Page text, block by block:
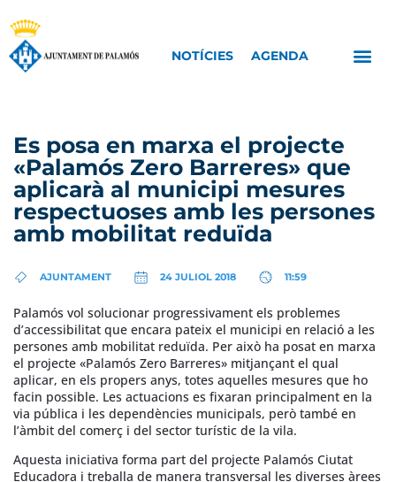
NOTÍCIES AGENDA
Es posa en marxa el projecte
«Palamós Zero Barreres» que
aplicarà al municipi mesures
respectuoses amb les persones
amb mobilitat reduïda
AJUNTAMENT 24 JULIOL 2018 11:59
Palamós vol solucionar progressivament els problemes
d’accessibilitat que encara pateix el municipi en relació a les
persones amb mobilitat reduïda. Per això ha posat en marxa
el projecte «Palamós Zero Barreres» mitjançant el qual
aplicar, en els propers anys, totes aquelles mesures que ho
facin possible. Les actuacions es fixaran principalment en la
via pública i les dependències municipals, però també en
l’àmbit del comerç i del sector turístic de la vila.
Aquesta iniciativa forma part del projecte Palamós Ciutat
Educadora i treballa de manera transversal les diverses àrees